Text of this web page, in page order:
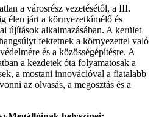
a városrész vezetésétől, a III.
élen járt a környezetkímélő és
újítások alkalmazásában. A kerület
fektetnek a környezettel való
és a közösségépítésre. A
a kezdetek óta folyamatosak a
a mostani innovációval a fiatalabb
az olvasás, a megosztás és a